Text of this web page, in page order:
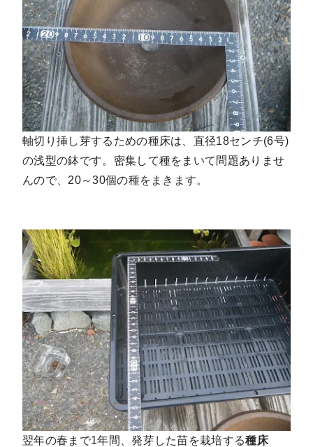
軸切り挿し芽するための種床は、直径18センチ(6号)
の浅型の鉢です。密集して種をまいて問題ありませ
んので、20～30個の種をまきます。
翌年の春まで1年間、発芽した苗を栽培する種床